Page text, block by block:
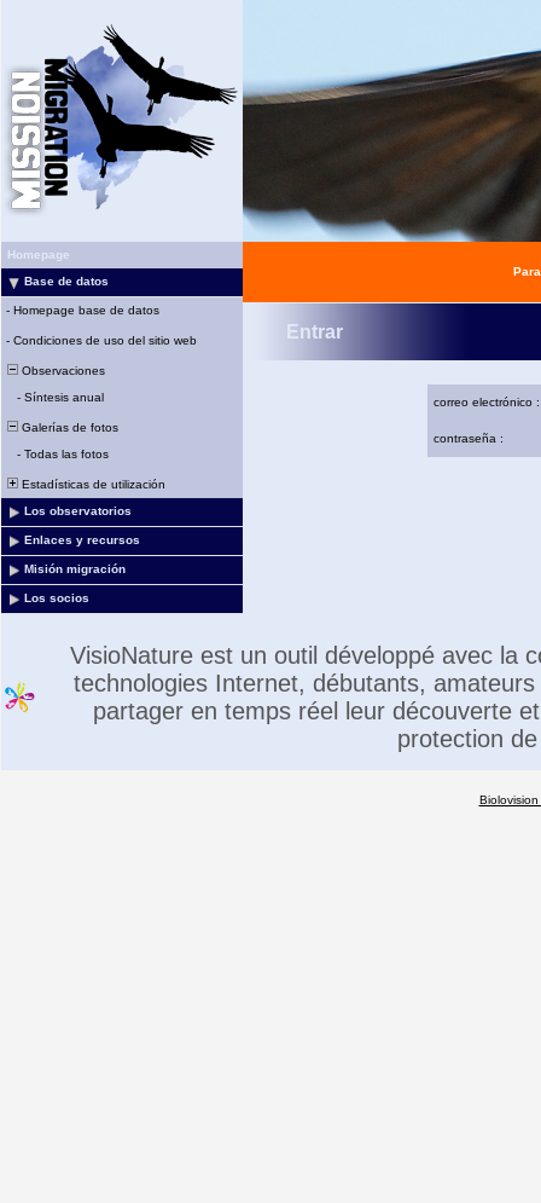
Homepage
Base de datos
- Homepage base de datos
- Condiciones de uso del sitio web
Observaciones
- Síntesis anual
Galerías de fotos
- Todas las fotos
Estadísticas de utilización
Los observatorios
Enlaces y recursos
Misión migración
Los socios
Entrar
correo electrónico :
contraseña :
VisioNature est un outil développé avec la
technologies Internet, débutants,
partager en temps réel leur découverte
protection
Biolovision